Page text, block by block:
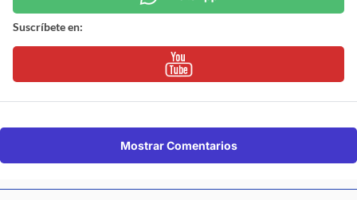
Suscríbete en:
Mostrar Comentarios